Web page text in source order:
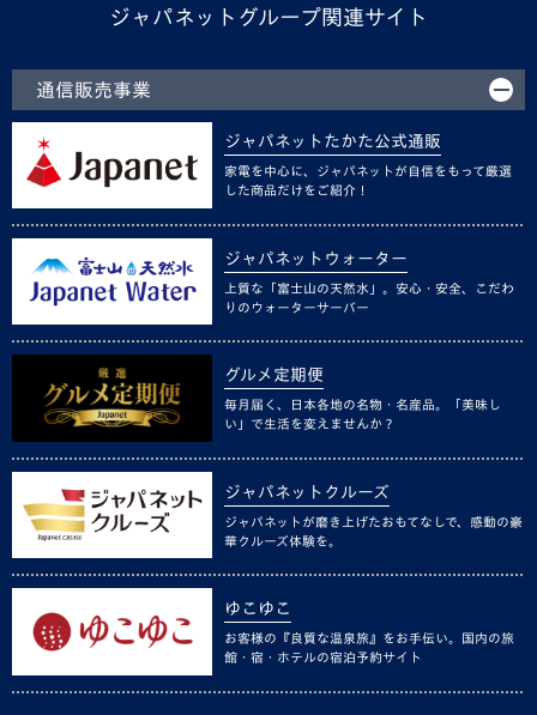
ジャパネットグループ関連サイト
通信販売事業
ジャパネットたかた公式通販
家電を中心に、ジャパネットが自信をもって厳選
した商品だけをご紹介！
ジャパネットウォーター
上質な「富士山の天然水」。安心・安全、こだわ
りのウォーターサーバー
グルメ定期便
毎月届く、日本各地の名物・名産品。「美味し
い」で生活を変えませんか？
ジャパネットクルーズ
ジャパネットが磨き上げたおもてなしで、感動の豪
華クルーズ体験を。
ゆこゆこ
お客様の『良質な温泉旅』をお手伝い。国内の旅
館・宿・ホテルの宿泊予約サイト